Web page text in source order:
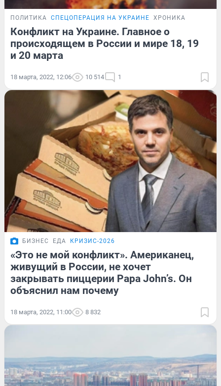
ПОЛИТИКА СПЕЦОПЕРАЦИЯ НА УКРАИНЕ ХРОНИКА
Конфликт на Украине. Главное о
происходящем в России и мире 18, 19
и 20 марта
18 марта, 2022, 12:06 10 514 1
БИЗНЕС ЕДА КРИЗИС-2026
«Это не мой конфликт». Американец,
живущий в России, не хочет
закрывать пиццерии Papa John’s. Он
объяснил нам почему
18 марта, 2022, 11:00 8 832